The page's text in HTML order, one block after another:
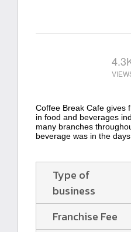
Coffee Break Cafe gives
in food and beverages
many branches
beverage was in the
Type of
business
Franchise Fee